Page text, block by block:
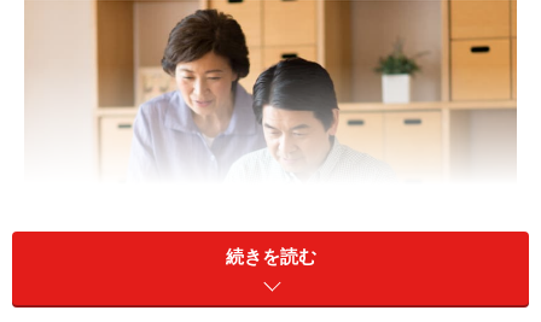
続きを読む